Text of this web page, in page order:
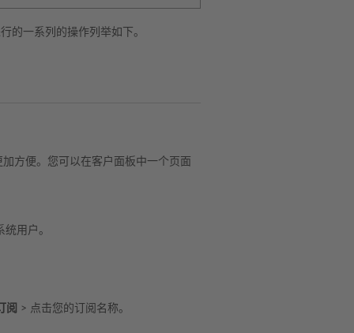
的一系列的操作列举如下。
方便。您可以在客户面板中一个页面
用户。
阅 > 点击您的订阅名称。